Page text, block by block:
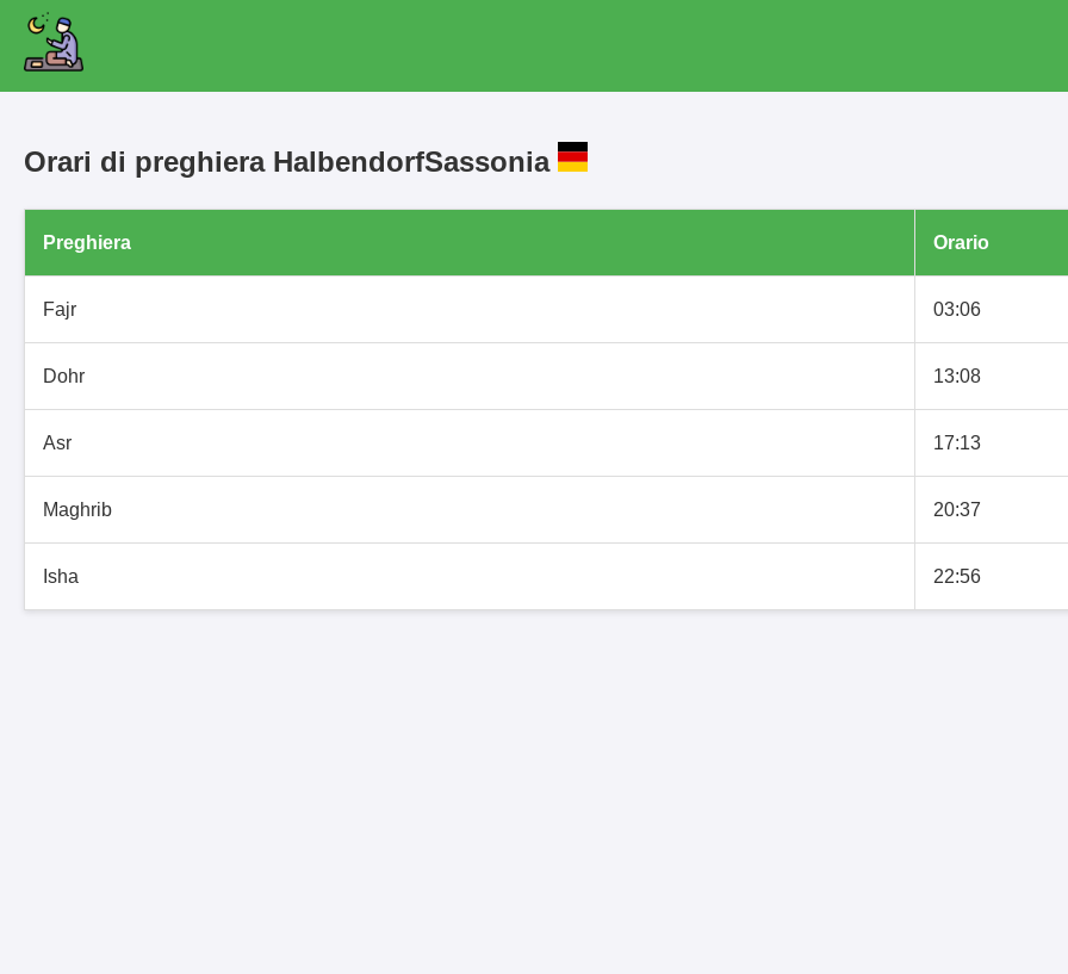
Orari di preghiera HalbendorfSassonia
Preghiera Orario
Fajr 03:06
Dohr 13:08
Asr 17:13
Maghrib 20:37
Isha 22:56